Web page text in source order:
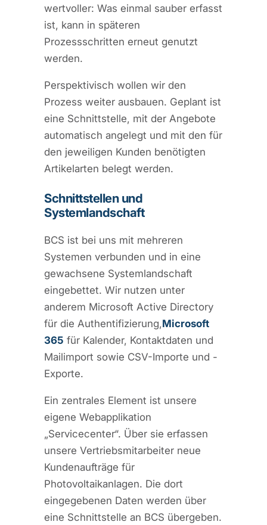
wertvoller: Was einmal sauber erfasst
ist, kann in späteren
Prozessschritten erneut genutzt
werden.
Perspektivisch wollen wir den
Prozess weiter ausbauen. Geplant ist
eine Schnittstelle, mit der Angebote
automatisch angelegt und mit den für
den jeweiligen Kunden benötigten
Artikelarten belegt werden.
Schnittstellen und
Systemlandschaft
BCS ist bei uns mit mehreren
Systemen verbunden und in eine
gewachsene Systemlandschaft
eingebettet. Wir nutzen unter
anderem Microsoft Active Directory
für die Authentifizierung,Microsoft
365 für Kalender, Kontaktdaten und
Mailimport sowie CSV-Importe und -
Exporte.
Ein zentrales Element ist unsere
eigene Webapplikation
„Servicecenter“. Über sie erfassen
unsere Vertriebsmitarbeiter neue
Kundenaufträge für
Photovoltaikanlagen. Die dort
eingegebenen Daten werden über
eine Schnittstelle an BCS übergeben.